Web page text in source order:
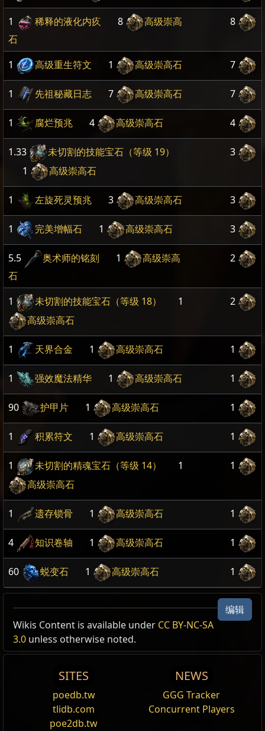
1 稀释的液化内疚 8
高级崇高
石
8
1 高级重生符文 1 高级崇高石 7
1 先祖秘藏日志 7 高级崇高石 7
1 腐烂预兆 4 高级崇高石 4
1.33
未切割的技能宝石（等级 19）
1
高级崇高石
3
1 左旋死灵预兆 3 高级崇高石 3
1 完美增幅石 1 高级崇高石 3
5.5 奥术师的铭刻 1
高级崇高
石
2
1 未切割的技能宝石（等级 18）
1
高级崇高石
2
1 天界合金 1 高级崇高石 1
1 强效魔法精华 1 高级崇高石 1
90 护甲片 1 高级崇高石 1
1 积累符文 1 高级崇高石 1
1 未切割的精魂宝石（等级 14）
1
高级崇高石
1
1 遗存锁骨 1 高级崇高石 1
4 知识卷轴 1 高级崇高石 1
60 蜕变石 1 高级崇高石 1
编辑
Wikis Content is available under CC BY-NC-SA
3.0 unless otherwise noted.
SITES
poedb.tw
tlidb.com
poe2db.tw
NEWS
GGG Tracker
Concurrent Players